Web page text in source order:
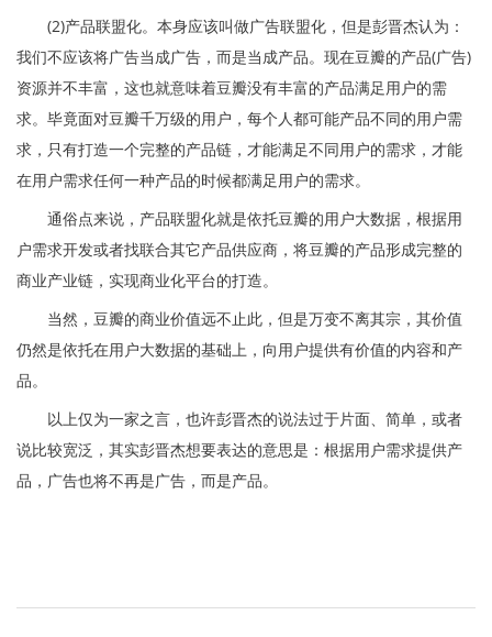
(2)产品联盟化。本身应该叫做广告联盟化，但是彭晋杰认为：
我们不应该将广告当成广告，而是当成产品。现在豆瓣的产品(广告)
资源并不丰富，这也就意味着豆瓣没有丰富的产品满足用户的需
求。毕竟面对豆瓣千万级的用户，每个人都可能产品不同的用户需
求，只有打造一个完整的产品链，才能满足不同用户的需求，才能
在用户需求任何一种产品的时候都满足用户的需求。
通俗点来说，产品联盟化就是依托豆瓣的用户大数据，根据用
户需求开发或者找联合其它产品供应商，将豆瓣的产品形成完整的
商业产业链，实现商业化平台的打造。
当然，豆瓣的商业价值远不止此，但是万变不离其宗，其价值
仍然是依托在用户大数据的基础上，向用户提供有价值的内容和产
品。
以上仅为一家之言，也许彭晋杰的说法过于片面、简单，或者
说比较宽泛，其实彭晋杰想要表达的意思是：根据用户需求提供产
品，广告也将不再是广告，而是产品。